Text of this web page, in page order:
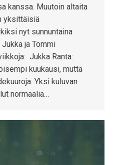
kanssa. Muutoin altaita
yksittäisiä
nyt sunnuntaina
ja Tommi
Jukka Ranta:
kuukausi, mutta
Yksi kuluvan
normaalia…